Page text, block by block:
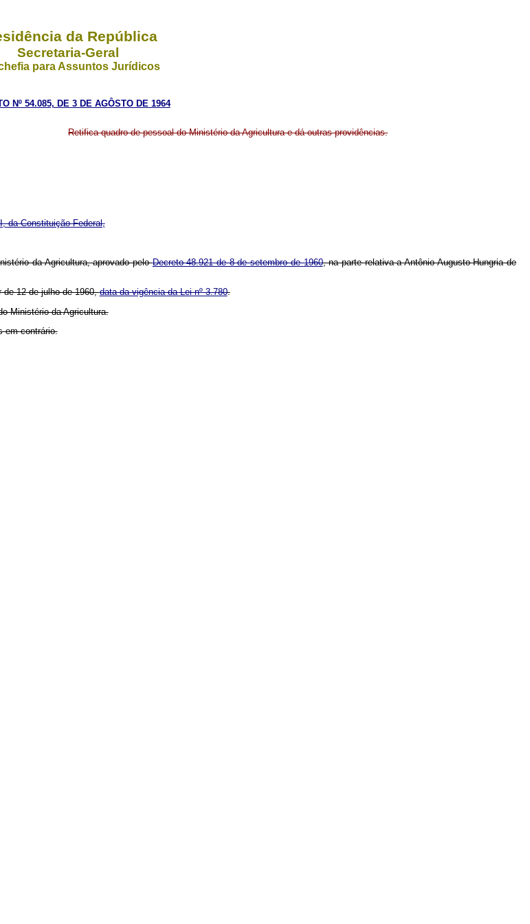
da República
Secretaria-Geral
para Assuntos Jurídicos
Nº 54.085, DE 3 DE AGÔSTO DE 1964
Retifica quadro de pessoal do Ministério da Agricultura e dá outras providências.
da Constituição Federal,
da Agricultura, aprovado peloDecreto 48.921 de 8 de setembro de 1960, na parte relativa a Antônio Augusto Hungria de
de 12 de julho de 1960,data da vigência da Lei nº 3.780.
Ministério da Agricultura.
em contrário.